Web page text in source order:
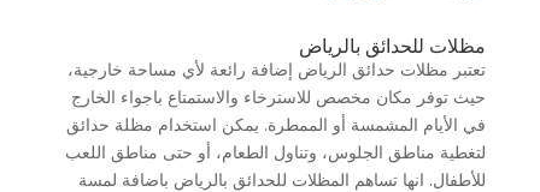
مظلات للحدائق بالرياض
تعتبر مظلات حدائق الرياض إضافة رائعة لأي مساحة خارجية،
حيث توفر مكان مخصص للاسترخاء والاستمتاع باجواء الخارج
في الأيام المشمسة أو الممطرة. يمكن استخدام مظلة حدائق
لتغطية مناطق الجلوس، وتناول الطعام، أو حتى مناطق اللعب
للأطفال. انها تساهم المظلات للحدائق بالرياض باضافة لمسة